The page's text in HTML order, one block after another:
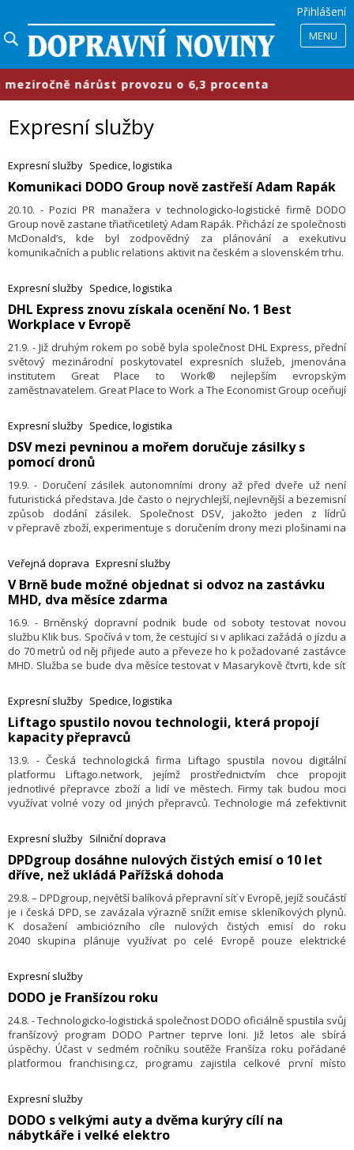
Přihlášení
MENU
nárůst provozu o 6,3 procenta
Expresní služby
Expresní služby Spedice, logistika
Komunikaci DODO Group nově zastřeší Adam Rapák
20.10. - Pozici PR manažera v technologicko-logistické firmě DODO
Group nově zastane třiatřicetiletý Adam Rapák. Přichází ze společnosti
McDonald’s, kde byl zodpovědný za plánování a exekutivu
komunikačních a public relations aktivit na českém a slovenském trhu.
Expresní služby Spedice, logistika
DHL Express znovu získala ocenění No. 1 Best
Workplace v Evropě
21.9. - Již druhým rokem po sobě byla společnost DHL Express, přední
světový mezinárodní poskytovatel expresních služeb, jmenována
institutem Great Place to Work® nejlepším evropským
zaměstnavatelem. Great Place to Work a The Economist Group oceňují
zaměstnancům, tak investice do růstu zaměstnanců motivovaných
smysluplnou prací a spravedlivým přístupem ke všem.
Expresní služby Spedice, logistika
DSV mezi pevninou a mořem doručuje zásilky s
pomocí dronů
19.9. - Doručení zásilek autonomními drony až před dveře už není
futuristická představa. Jde často o nejrychlejší, nejlevnější a bezemisní
způsob dodání zásilek. Společnost DSV, jakožto jeden z lídrů
v přepravě zboží, experimentuje s doručením drony mezi plošinami na
disponující sledováním zásilek v reálném čase a dobou jejich
očekávaného příjezdu (ETA). Tuto službu začala pro B2B segment
nabízet jako první a jediná přepravní společnost: DSV. Budoucnost
ekologických inovací patří elektrickým truckům a formám bezemisního
Veřejná doprava Expresní služby
V Brně bude možné objednat si odvoz na zastávku
MHD, dva měsíce zdarma
16.9. - Brněnský dopravní podnik bude od soboty testovat novou
službu Klik bus. Spočívá v tom, že cestující si v aplikaci zažádá o jízdu a
do 70 metrů od něj přijede auto a převeze ho k požadované zastávce
MHD. Služba se bude dva měsíce testovat v Masarykově čtvrti, kde síť
svézt například na zastávky Úvoz, Pisárky či Tábor, uvedl dnes při
představení služby ředitel dopravního podniku Miloš Havránek. Zatím
bude služba zdarma. Dopravu bude zajišťovat firma CITYA.io, která je
také poskytovatelem aplikace, s jejíž pomocí si zájemce auto objedná.
Expresní služby Spedice, logistika
Liftago spustilo novou technologii, která propojí
kapacity přepravců
13.9. - Česká technologická firma Liftago spustila novou digitální
platformu Liftago.network, jejímž prostřednictvím chce propojit
jednotlivé přepravce zboží a lidí ve městech. Firmy tak budou moci
využívat volné vozy od jiných přepravců. Technologie má zefektivnit
Liftaga Ondřej Krátký.
Expresní služby Silniční doprava
DPDgroup dosáhne nulových čistých emisí o 10 let
dříve, než ukládá Pařížská dohoda
29.8. – DPDgroup,největší balíková přepravní síť v Evropě, jejíž součástí
je i česká DPD, se zavázala výrazně snížit emise skleníkových plynů.
K dosažení ambiciózního cíle nulových čistých emisí do roku
2040 skupina plánuje využívat po celé Evropě pouze elektrické
dálkové přepravy (linehaul) více vlaků a využívat výhradně alternativní
zdroje jako bioplyn, biopalivo, elektřinu a vodík (do roku 2040), v rámci
provozu všech budov využívat ze 100 % obnovitelnou energii (do roku
zachycování uhlíku.
Expresní služby
DODO je Franšízou roku
24.8. - Technologicko-logistická společnost DODO oficiálně spustila svůj
franšízový program DODO Partner teprve loni. Již letos ale sbírá
úspěchy. Účast v sedmém ročníku soutěže Franšíza roku pořádané
platformou franchising.cz, programu zajistila celkové první místo
v počátku zejména reakcí společnosti na potřebu logisticky obsloužit
také vzdálenější regiony a připravit firmu na další zahraniční růst,
pilotní projekt ale předčil očekávání a firma se proto rozhodla
franšízové pobočky využívat ještě intenzivněji.
Expresní služby
DODO s velkými auty a dvěma kurýry cílí na
nábytkáře i velké elektro